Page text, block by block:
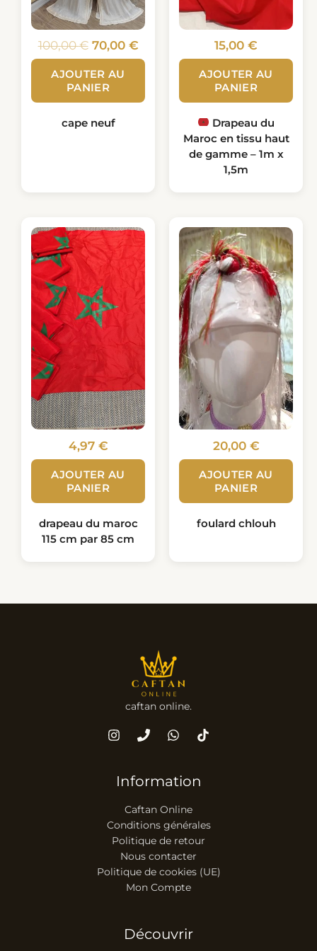
100,00€ 70,00 €
AJOUTER AU
PANIER
cape neuf
15,00 €
AJOUTER AU
PANIER
Drapeau du
Maroc en tissu haut
de gamme – 1m x
1,5m
4,97 €
AJOUTER AU
PANIER
drapeau du maroc
115 cm par 85 cm
20,00 €
AJOUTER AU
PANIER
foulard chlouh
caftan online.
Information
Caftan Online
Conditions générales
Politique de retour
Nous contacter
Politique de cookies (UE)
Mon Compte
Découvrir